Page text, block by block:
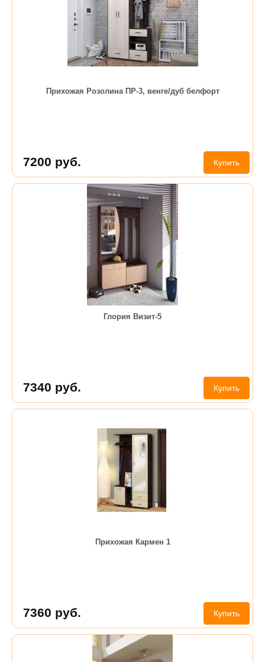
Прихожая Розолина ПР-3, венге/дуб белфорт
7200 руб. Купить
Глория Визит-5
7340 руб. Купить
Прихожая Кармен 1
7360 руб. Купить